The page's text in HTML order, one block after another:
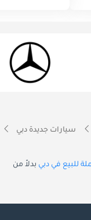
سيارات جديدة دبي
بدلاً من